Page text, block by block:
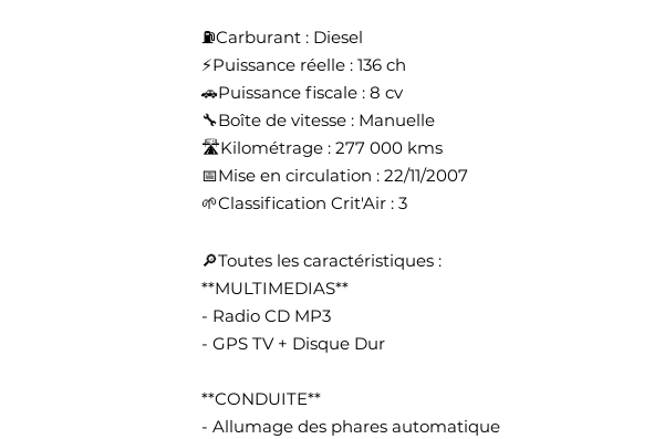
⛽️Carburant : Diesel
⚡️Puissance réelle : 136 ch
🚗Puissance fiscale : 8 cv
🔧Boîte de vitesse : Manuelle
🛣️Kilométrage : 277 000 kms
📅Mise en circulation : 22/11/2007
🌱Classification Crit'Air : 3
🔎Toutes les caractéristiques :
**MULTIMEDIAS**
- Radio CD MP3
- GPS TV + Disque Dur
**CONDUITE**
- Allumage des phares automatique